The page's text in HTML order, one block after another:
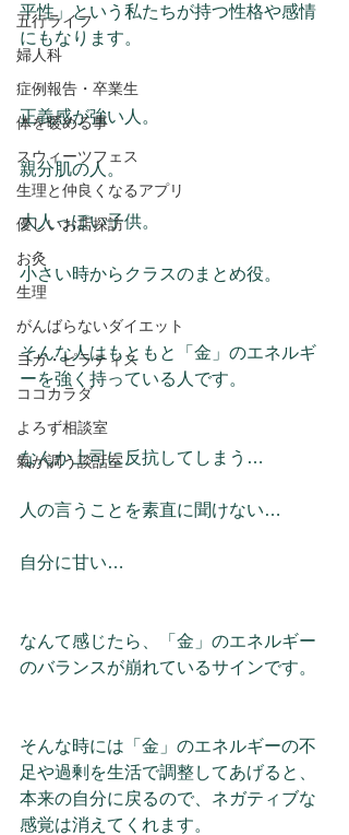
五行ライフ
婦人科
症例報告・卒業生
体を暖める事
スウィーツフェス
生理と仲良くなるアプリ
優しいお店探訪
お灸
生理
がんばらないダイエット
ヨガ・ピラティス
ココカラダ
よろず相談室
氣が調う談話室
平性」という私たちが持つ性格や感情
にもなります。
正義感が強い人。
親分肌の人。
大人っぽい子供。
小さい時からクラスのまとめ役。
そんな人はもともと「金」のエネルギ
ーを強く持っている人です。
なんか上司に反抗してしまう…
人の言うことを素直に聞けない…
自分に甘い…
なんて感じたら、「金」のエネルギー
のバランスが崩れているサインです。
そんな時には「金」のエネルギーの不
足や過剰を生活で調整してあげると、
本来の自分に戻るので、ネガティブな
感覚は消えてくれます。